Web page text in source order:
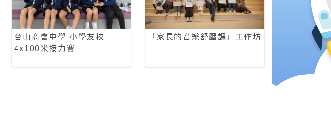
台山商會中學 小學友校
4x100米接力賽
「家長的音樂舒壓課」工作坊